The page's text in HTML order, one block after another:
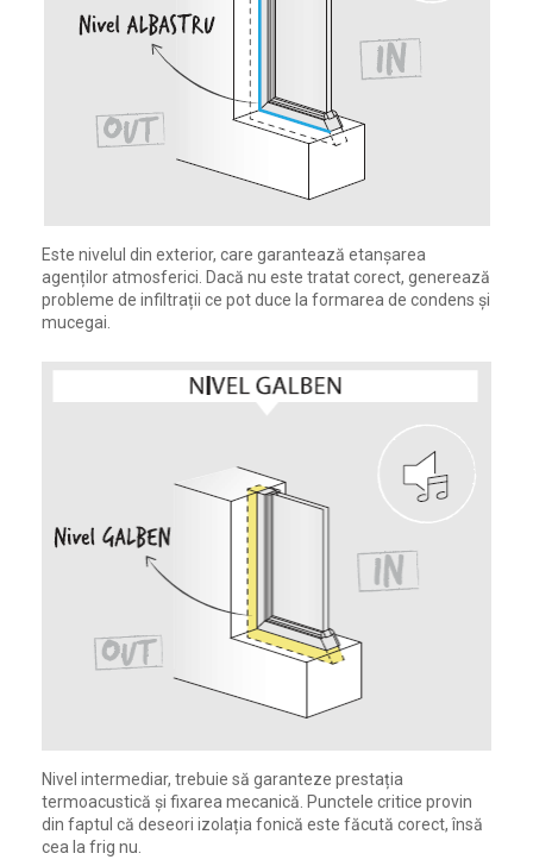
Este nivelul din exterior, care garantează etanșarea
agenților atmosferici. Dacă nu este tratat corect, generează
probleme de infiltrații ce pot duce la formarea de condens și
mucegai.
Nivel intermediar, trebuie să garanteze prestația
termoacustică și fixarea mecanică. Punctele critice provin
din faptul că deseori izolația fonică este făcută corect, însă
cea la frig nu.